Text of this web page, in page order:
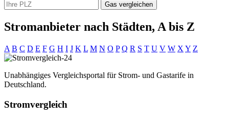
Gas vergleichen
Stromanbieter nach Städten, A bis Z
A B C D E F G H I J K L M N O P Q R S T U V W X Y Z
Unabhängiges Vergleichsportal für Strom- und Gastarife in
Deutschland.
Stromvergleich